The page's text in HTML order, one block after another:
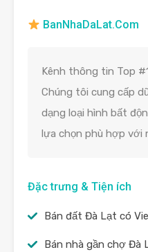
BanNhaDaLat.Com
Kênh thông tin Top
Chúng tôi cung cấp
dạng loại hình bất
lựa chọn phù hợp với
Đặc trưng & Tiện ích
Bán đất Đà Lạt có
Bán nhà gần chợ Đà